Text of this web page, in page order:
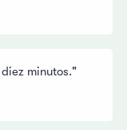
minutos."